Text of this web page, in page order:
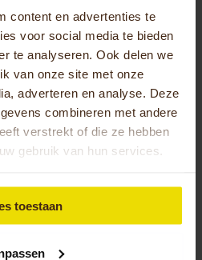
content en advertenties te
voor social media te bieden
te analyseren. Ook delen we
van onze site met onze
adverteren en analyse. Deze
combineren met andere
verstrekt of die ze hebben
gebruik van hun services.
toestaan
12.30 en van
tot 18.00 uur
tot 12.30 uur